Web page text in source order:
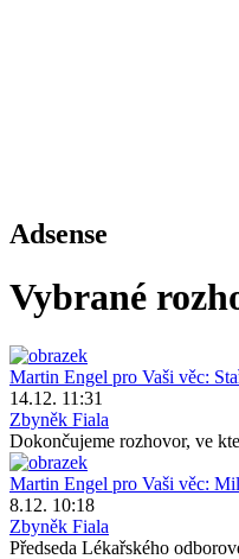
Adsense
Vybrané
Martin Engel pro Vaši věc:
14.12. 11:31
Zbyněk Fiala
Dokončujeme rozhovor, ve
Martin Engel pro Vaši věc:
8.12. 10:18
Zbyněk Fiala
Předseda Lékařského